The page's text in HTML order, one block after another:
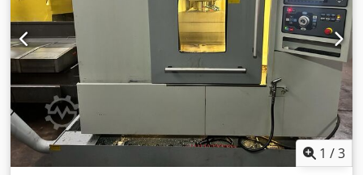
styring Renishaw probe Dedpfxsxzqq Tj Accskr 15 stk. BT40
værktøjsholdere Køleanlæg Belysning Afskærmning
1 /3